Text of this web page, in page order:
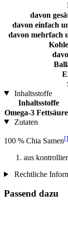
davon
davon einfach
davon mehrfach
Inhaltsstoffe
Inhaltsstoffe
Omega-3
Zutaten
100 % Chia Samen
aus
Rechtliche
Passend dazu